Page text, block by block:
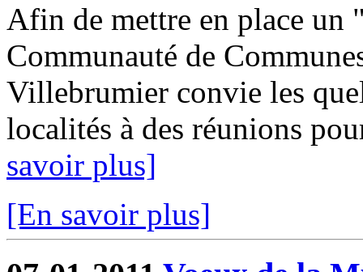
Afin de mettre en place un
Communauté de
Villebrumier convie les
localités à des réunions
savoir plus]
[En savoir plus]